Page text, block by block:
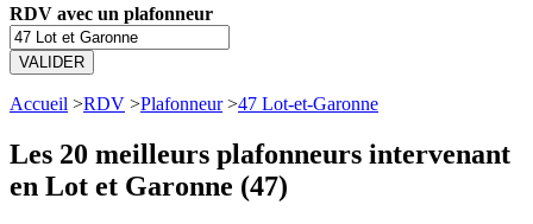
RDV avec un plafonneur
VALIDER
Accueil >RDV >Plafonneur>47 Lot-et-Garonne
Les 20 meilleurs plafonneurs intervenant
en Lot et Garonne (47)